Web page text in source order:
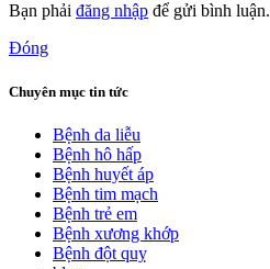
Bạn phải đăng nhập để gửi bình luận.
Đóng
Chuyên mục tin tức
Bệnh da liễu
Bệnh hô hấp
Bệnh huyết áp
Bệnh tim mạch
Bệnh trẻ em
Bệnh xương khớp
Bệnh đột quỵ